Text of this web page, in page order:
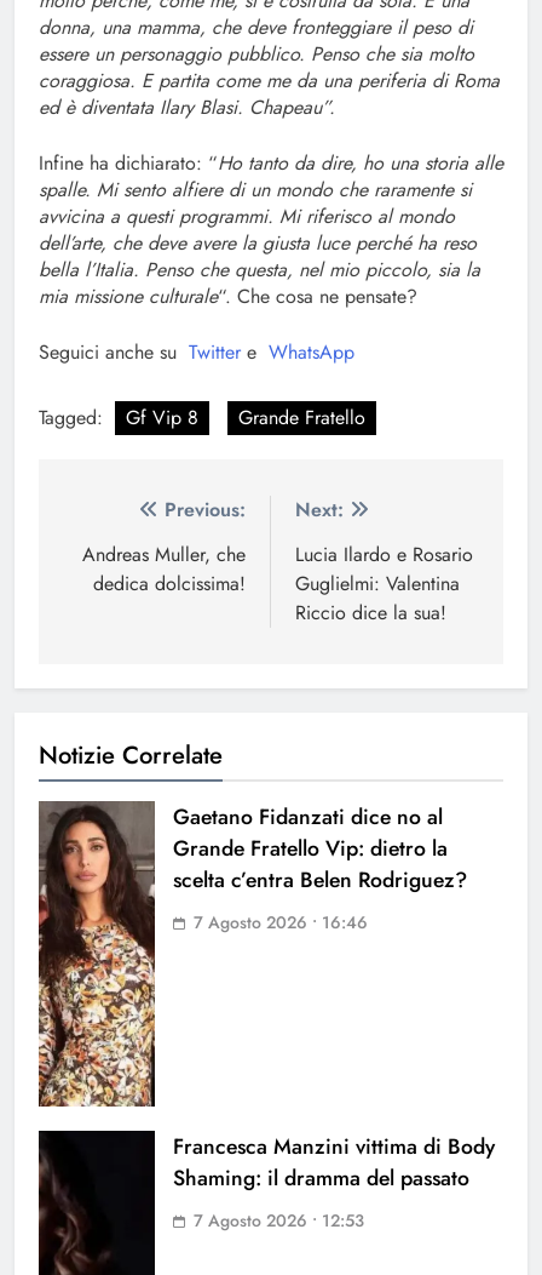
donna, una mamma, che deve fronteggiare il peso di
essere un personaggio pubblico. Penso che sia molto
coraggiosa. E partita come me da una periferia di Roma
ed è diventata Ilary Blasi. Chapeau”.
Infine ha dichiarato: “Ho tanto da dire, ho una storia alle
spalle. Mi sento alfiere di un mondo che raramente si
avvicina a questi programmi. Mi riferisco al mondo
dell’arte, che deve avere la giusta luce perché ha reso
bella l’Italia. Penso che questa, nel mio piccolo, sia la
mia missione culturale“. Che cosa ne pensate?
Seguici anche su Twitter e WhatsApp
Tagged: Gf Vip 8 Grande Fratello
Navigazione
articoli
Previous:
Andreas Muller, che
dedica dolcissima!
Next:
Lucia Ilardo e Rosario
Guglielmi: Valentina
Riccio dice la sua!
Notizie Correlate
Gaetano Fidanzati dice no al
Grande Fratello Vip: dietro la
scelta c’entra Belen Rodriguez?
7 Agosto 2026 • 16:46
Francesca Manzini vittima di Body
Shaming: il dramma del passato
7 Agosto 2026 • 12:53